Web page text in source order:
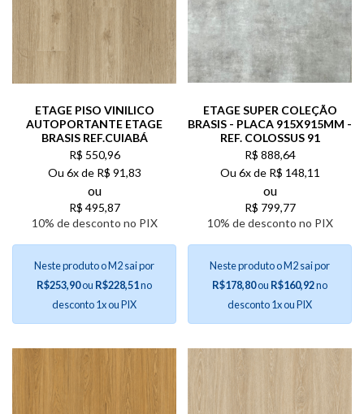
ETAGE PISO VINILICO
AUTOPORTANTE ETAGE
BRASIS REF.CUIABÁ
R$ 550,96
Ou 6x de R$ 91,83
ou
R$ 495,87
10% de desconto no PIX
Neste produto o M2 sai por
R$253,90ou R$228,51no
desconto 1x ou PIX
ETAGE SUPER COLEÇÃO
BRASIS - PLACA 915X915MM -
REF. COLOSSUS 91
R$ 888,64
Ou 6x de R$ 148,11
ou
R$ 799,77
10% de desconto no PIX
Neste produto o M2 sai por
R$178,80ou R$160,92no
desconto 1x ou PIX